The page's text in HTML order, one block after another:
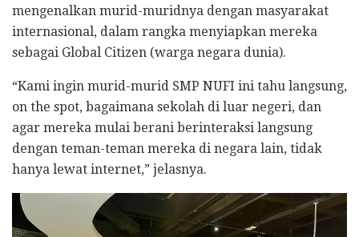
mengenalkan murid-muridnya dengan masyarakat
internasional, dalam rangka menyiapkan mereka
sebagai Global Citizen (warga negara dunia).
“Kami ingin murid-murid SMP NUFI ini tahu langsung,
on the spot, bagaimana sekolah di luar negeri, dan
agar mereka mulai berani berinteraksi langsung
dengan teman-teman mereka di negara lain, tidak
hanya lewat internet,” jelasnya.